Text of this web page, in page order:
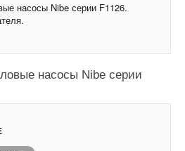
насосы Nibe серии F1126.
насосы Nibe серии